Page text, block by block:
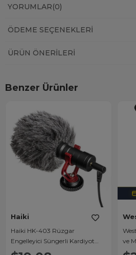
YORUMLAR(0)
ÖDEME SEÇENEKLERI
ÜRÜN ÖNERILERI
Benzer Ürünler
Haiki
Haiki HK-403 Rüzgar
Engelleyici Süngerli Kardiyot
Kondenser Mikrofon
ve